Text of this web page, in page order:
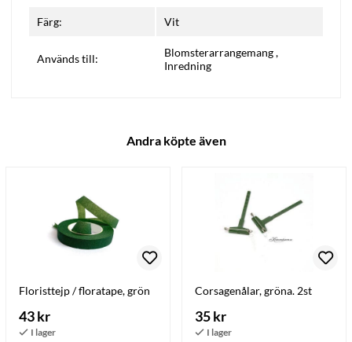
Färg: Vit
Används till: Blomsterarrangemang,
Inredning
Andra köpte även
Floristtejp / floratape, grön
43 kr
Corsagenålar, gröna. 2st
35 kr